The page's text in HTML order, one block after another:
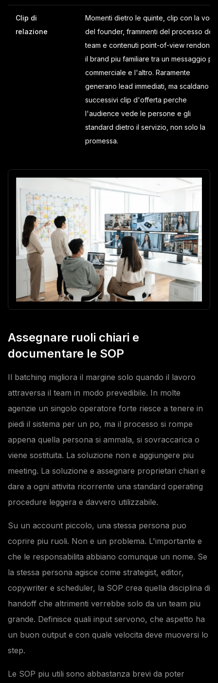
Clip di
relazione
Momenti dietro le quinte, clip con la voce
del founder, frammenti del processo del
team e contenuti point-of-view rendono
il brand piu familiare tra un messaggio piu
commerciale e l'altro. Raramente
generano lead immediati, ma scaldano i
successivi clip d'offerta perche
l'audience vede le persone e gli
standard dietro il servizio, non solo la
promessa.
Assegnare ruoli chiari e
documentare le SOP
Il batching migliora il margine solo quando il lavoro
attraversa il team in modo prevedibile. In molte
agenzie un singolo operatore forte riesce a tenere in
piedi il sistema per un po, ma il processo si rompe
appena quella persona si ammala, si sovraccarica o
viene sostituita. La soluzione non e aggiungere piu
meeting. La soluzione e assegnare proprietari chiari e
dare a ogni attivita ricorrente una standard operating
procedure leggera e davvero utilizzabile.
Su un account piccolo, una stessa persona puo
coprire piu ruoli. Non e un problema. L'importante e
che le responsabilita abbiano comunque un nome. Se
la stessa persona agisce come strategist, editor,
copywriter e scheduler, la SOP crea quella disciplina di
handoff che altrimenti verrebbe solo da un team piu
grande. Definisce quali input servono, che aspetto ha
un buon output e con quale velocita deve muoversi lo
step.
Le SOP piu utili sono abbastanza brevi da poter